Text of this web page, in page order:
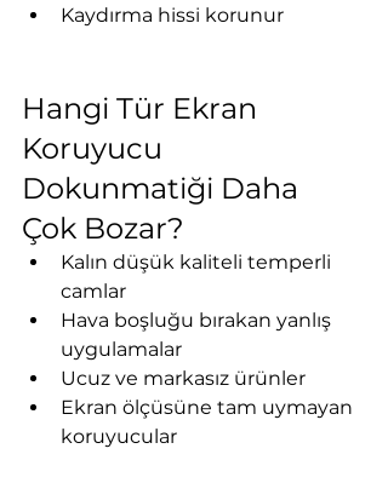
Kaydırma hissi korunur
Hangi Tür Ekran
Koruyucu
Dokunmatiği Daha
Çok Bozar?
Kalın düşük kaliteli temperli
camlar
Hava boşluğu bırakan yanlış
uygulamalar
Ucuz ve markasız ürünler
Ekran ölçüsüne tam uymayan
koruyucular